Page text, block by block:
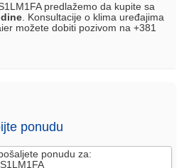
predlažemo da kupite sa
. Konsultacije o klima uređajima
možete dobiti pozivom na +381
ponudu